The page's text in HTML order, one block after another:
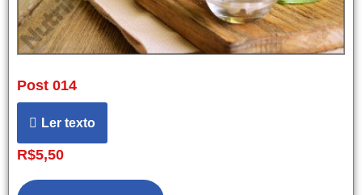
Post 014
Ler texto
R$5,50